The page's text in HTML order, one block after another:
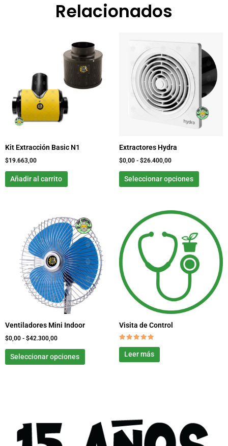
Relacionados
Kit Extracción Basic N1
$19.663,00
Añadir al carrito
Extractores Hydra
$0,00 - $26.400,00
precios:
desde
$0,00
hasta
$26.400,00
Seleccionar opciones
tiene
Las
se
pueden
página
Ventiladores Mini Indoor
$0,00 - $42.300,00
de
precios:
desde
$0,00
hasta
$42.300,00
Seleccionar opciones
Este
producto
tiene
múltiples
variantes.
Las
opciones
se
en
página
Visita de Control
Valorado
con
5.00
de 5
Leer más